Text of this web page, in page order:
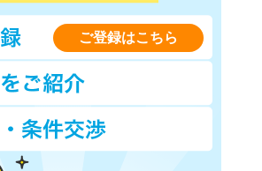
ご登録はこちら